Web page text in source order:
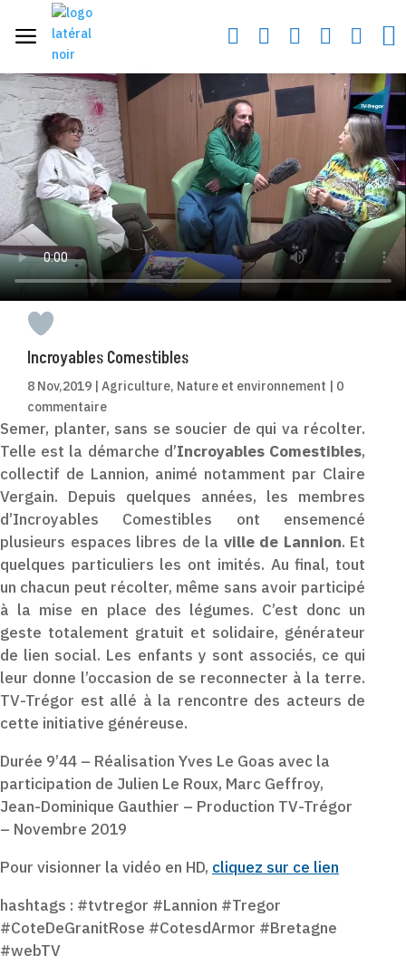
a      
Incroyables Comestibles
8 Nov,2019 | Agriculture, Nature et environnement | 0
commentaire
Semer, planter, sans se soucier de qui va récolter.
Telle est la démarche d’Incroyables Comestibles,
collectif de Lannion, animé notamment par Claire
Vergain. Depuis quelques années, les membres
d’Incroyables Comestibles ont ensemencé
plusieurs espaces libres de la ville de Lannion. Et
quelques particuliers les ont imités. Au final, tout
un chacun peut récolter, même sans avoir participé
à la mise en place des légumes. C’est donc un
geste totalement gratuit et solidaire, générateur
de lien social. Les enfants y sont associés, ce qui
leur donne l’occasion de se reconnecter à la terre.
TV-Trégor est allé à la rencontre des acteurs de
cette initiative généreuse.
Durée 9’44 – Réalisation Yves Le Goas avec la
participation de Julien Le Roux, Marc Geffroy,
Jean-Dominique Gauthier – Production TV-Trégor
– Novembre 2019
Pour visionner la vidéo en HD, cliquez sur ce lien
hashtags : #tvtregor #Lannion #Tregor
#CoteDeGranitRose #CotesdArmor #Bretagne
#webTV